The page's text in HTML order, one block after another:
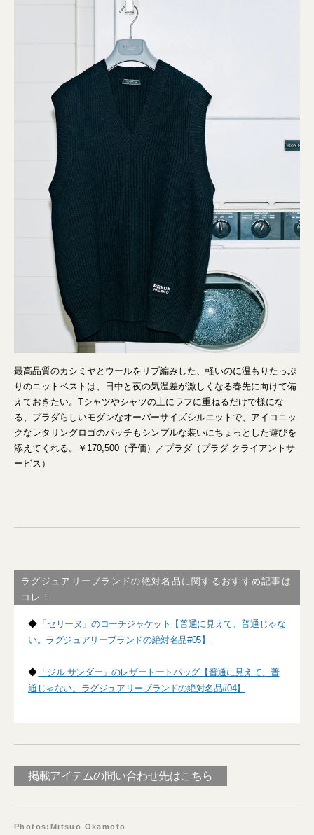
最高品質のカシミヤとウールをリブ編みした、軽いのに温もりたっぷ
りのニットベストは、日中と夜の気温差が激しくなる春先に向けて備
えておきたい。Tシャツやシャツの上にラフに重ねるだけで様にな
る、プラダらしいモダンなオーバーサイズシルエットで、アイコニッ
クなレタリングロゴのパッチもシンプルな装いにちょっとした遊びを
添えてくれる。￥170,500（予価）／プラダ（プラダ クライアントサ
ービス）
ラグジュアリーブランドの絶対名品に関するおすすめ記事は
コレ！
◆ 「セリーヌ」のコーチジャケット【普通に見えて、普通じゃな
い。ラグジュアリーブランドの絶対名品#05】
◆ 「ジル サンダー」のレザートートバッグ【普通に見えて、普
通じゃない。ラグジュアリーブランドの絶対名品#04】
掲載アイテムの問い合わせ先はこちら
Photos:Mitsuo Okamoto